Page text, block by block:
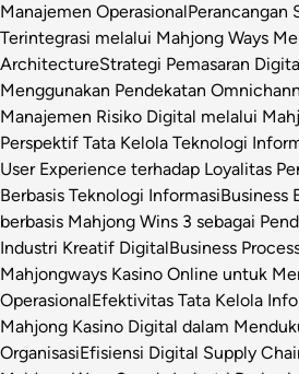
Manajemen OperasionalPerancangan
Terintegrasi melalui Mahjong Ways
ArchitectureStrategi Pemasaran
Menggunakan Pendekatan
Manajemen Risiko Digital melalui
Perspektif Tata Kelola Teknologi
User Experience terhadap Loyalitas
Berbasis Teknologi InformasiBusiness
berbasis Mahjong Wins 3 sebagai
Industri Kreatif DigitalBusiness
Mahjongways Kasino Online untuk
OperasionalEfektivitas Tata Kelola
Mahjong Kasino Digital dalam
OrganisasiEfisiensi Digital Supply